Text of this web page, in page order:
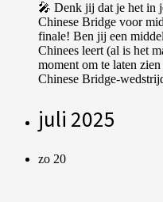
🎤 Denk jij dat je het in
Chinese Bridge voor
finale! Ben jij een
Chinees leert (al is het
moment om te laten
Chinese Bridge-
juli 2025
zo 20